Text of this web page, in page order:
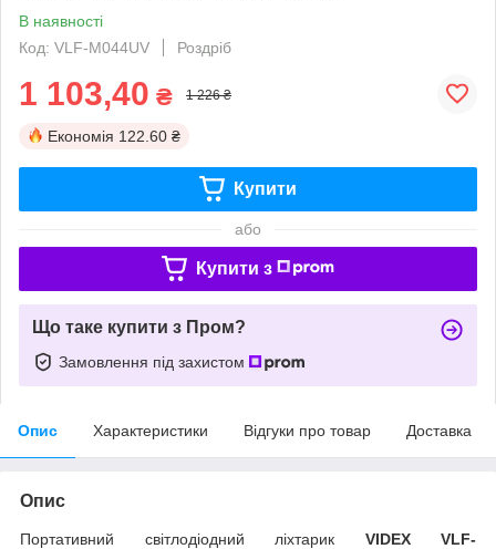
В наявності
Код: VLF-M044UV
Роздріб
1 103,40 ₴ 1 226 ₴
Економія 122.60 ₴
Купити
або
Купити з
Що таке купити з Пром?
Замовлення під захистом
Опис Характеристики Відгуки про товар Доставка
Опис
Портативний світлодіодний ліхтарик VIDEX VLF-